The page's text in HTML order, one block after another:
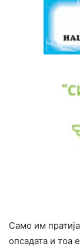
Само им
опсадата и тоа